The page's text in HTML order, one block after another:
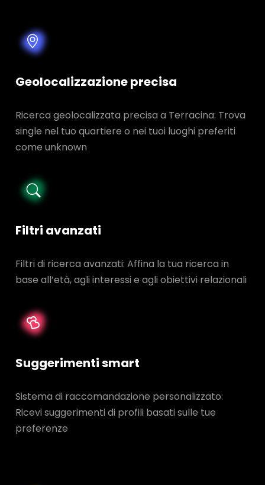
Geolocalizzazione precisa
Ricerca geolocalizzata precisa a Terracina: Trova
single nel tuo quartiere o nei tuoi luoghi preferiti
come unknown
Filtri avanzati
Filtri di ricerca avanzati: Affina la tua ricerca in
base all’età, agli interessi e agli obiettivi relazionali
Suggerimenti smart
Sistema di raccomandazione personalizzato:
Ricevi suggerimenti di profili basati sulle tue
preferenze